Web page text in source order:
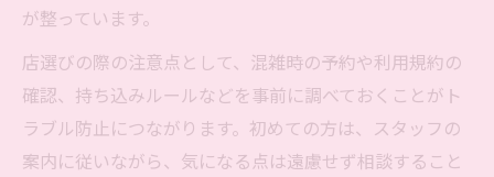
が整っています。
店選びの際の注意点として、混雑時の予約や利用規約の
確認、持ち込みルールなどを事前に調べておくことがト
ラブル防止につながります。初めての方は、スタッフの
案内に従いながら、気になる点は遠慮せず相談すること